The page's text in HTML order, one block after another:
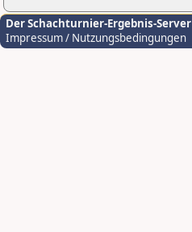
Der Schachturnier-Ergebnis-Server
Impressum / Nutzungsbedingungen